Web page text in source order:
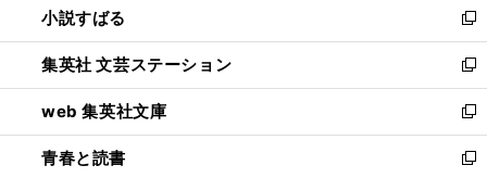
く
で
開
く
い
ウ
ィ
ン
ド
ウ
で
小説すばる
新
し
い
ウ
ィ
ン
ド
集英社 文芸ステーション
新
し
い
ウ
ィ
web 集英社文庫
新
し
い
青春と読書
新